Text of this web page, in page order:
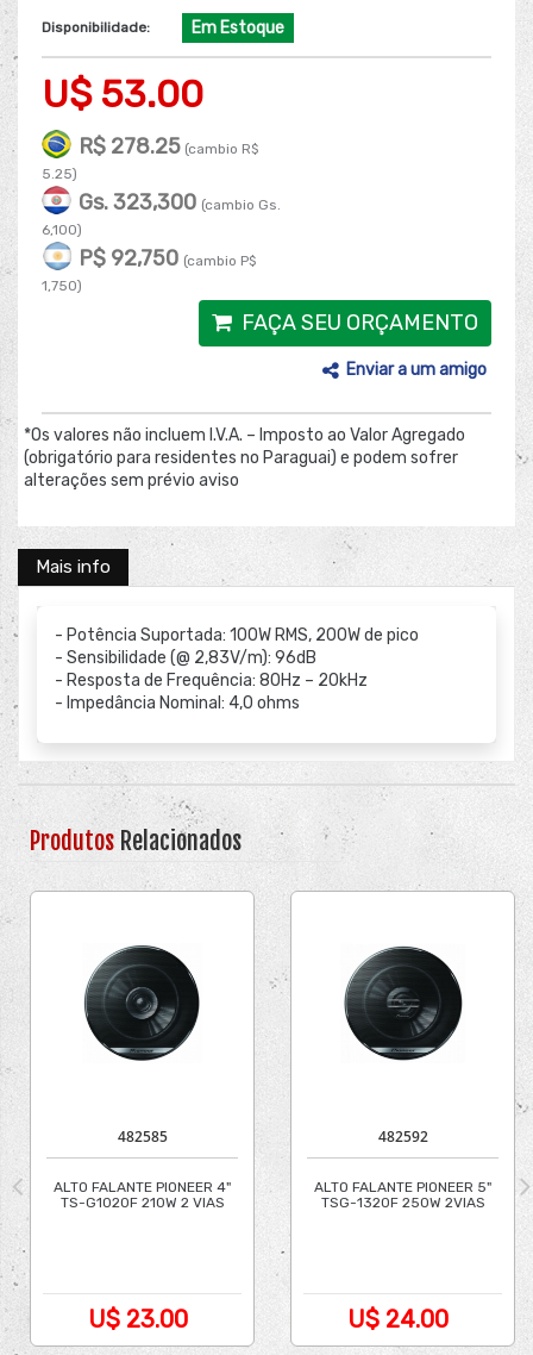
Disponibilidade: Em Estoque
U$ 53.00
R$ 278.25 (cambio R$
5.25)
Gs. 323,300 (cambio Gs.
6,100)
P$ 92,750 (cambio P$
1,750)
FAÇA SEU ORÇAMENTO
Enviar a um amigo
*Os valores não incluem I.V.A. – Imposto ao Valor Agregado
(obrigatório para residentes no Paraguai) e podem sofrer
alterações sem prévio aviso
Mais info
- Potência Suportada: 100W RMS, 200W de pico
- Sensibilidade (@ 2,83V/m): 96dB
- Resposta de Frequência: 80Hz – 20kHz
- Impedância Nominal: 4,0 ohms
Produtos Relacionados
482585
ALTO FALANTE PIONEER 4"
TS-G1020F 210W 2 VIAS
U$ 23.00
482592
ALTO FALANTE PIONEER 5"
TSG-1320F 250W 2VIAS
U$ 24.00